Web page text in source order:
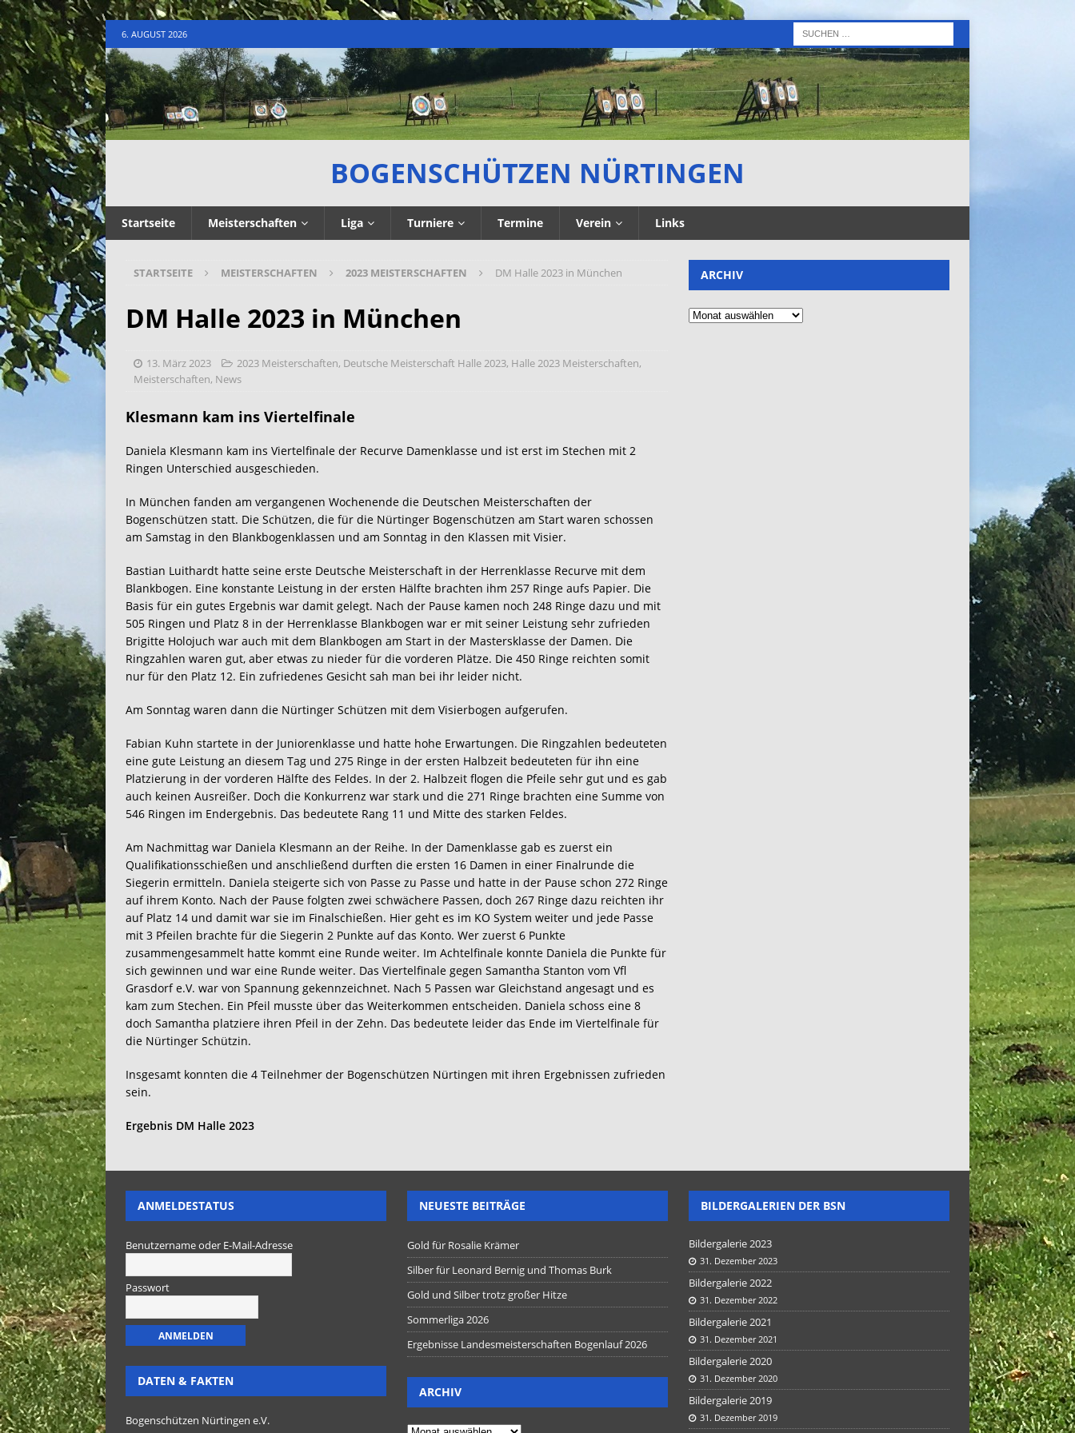
6. AUGUST 2026
BOGENSCHÜTZEN NÜRTINGEN
Startseite Meisterschaften Liga Turniere Termine Verein Links
STARTSEITE MEISTERSCHAFTEN 2023 MEISTERSCHAFTEN DM Halle 2023 in München
DM Halle 2023 in München
13. März 2023 2023 Meisterschaften, Deutsche Meisterschaft Halle 2023, Halle 2023 Meisterschaften,
Meisterschaften, News
Klesmann kam ins Viertelfinale
Daniela Klesmann kam ins Viertelfinale der Recurve Damenklasse und ist erst im Stechen mit 2
Ringen Unterschied ausgeschieden.
In München fanden am vergangenen Wochenende die Deutschen Meisterschaften der
Bogenschützen statt. Die Schützen, die für die Nürtinger Bogenschützen am Start waren schossen
am Samstag in den Blankbogenklassen und am Sonntag in den Klassen mit Visier.
Bastian Luithardt hatte seine erste Deutsche Meisterschaft in der Herrenklasse Recurve mit dem
Blankbogen. Eine konstante Leistung in der ersten Hälfte brachten ihm 257 Ringe aufs Papier. Die
Basis für ein gutes Ergebnis war damit gelegt. Nach der Pause kamen noch 248 Ringe dazu und mit
505 Ringen und Platz 8 in der Herrenklasse Blankbogen war er mit seiner Leistung sehr zufrieden
Brigitte Holojuch war auch mit dem Blankbogen am Start in der Mastersklasse der Damen. Die
Ringzahlen waren gut, aber etwas zu nieder für die vorderen Plätze. Die 450 Ringe reichten somit
nur für den Platz 12. Ein zufriedenes Gesicht sah man bei ihr leider nicht.
Am Sonntag waren dann die Nürtinger Schützen mit dem Visierbogen aufgerufen.
Fabian Kuhn startete in der Juniorenklasse und hatte hohe Erwartungen. Die Ringzahlen bedeuteten
eine gute Leistung an diesem Tag und 275 Ringe in der ersten Halbzeit bedeuteten für ihn eine
Platzierung in der vorderen Hälfte des Feldes. In der 2. Halbzeit flogen die Pfeile sehr gut und es gab
auch keinen Ausreißer. Doch die Konkurrenz war stark und die 271 Ringe brachten eine Summe von
546 Ringen im Endergebnis. Das bedeutete Rang 11 und Mitte des starken Feldes.
Am Nachmittag war Daniela Klesmann an der Reihe. In der Damenklasse gab es zuerst ein
Qualifikationsschießen und anschließend durften die ersten 16 Damen in einer Finalrunde die
Siegerin ermitteln. Daniela steigerte sich von Passe zu Passe und hatte in der Pause schon 272 Ringe
auf ihrem Konto. Nach der Pause folgten zwei schwächere Passen, doch 267 Ringe dazu reichten ihr
auf Platz 14 und damit war sie im Finalschießen. Hier geht es im KO System weiter und jede Passe
mit 3 Pfeilen brachte für die Siegerin 2 Punkte auf das Konto. Wer zuerst 6 Punkte
zusammengesammelt hatte kommt eine Runde weiter. Im Achtelfinale konnte Daniela die Punkte für
sich gewinnen und war eine Runde weiter. Das Viertelfinale gegen Samantha Stanton vom Vfl
Grasdorf e.V. war von Spannung gekennzeichnet. Nach 5 Passen war Gleichstand angesagt und es
kam zum Stechen. Ein Pfeil musste über das Weiterkommen entscheiden. Daniela schoss eine 8
doch Samantha platziere ihren Pfeil in der Zehn. Das bedeutete leider das Ende im Viertelfinale für
die Nürtinger Schützin.
Insgesamt konnten die 4 Teilnehmer der Bogenschützen Nürtingen mit ihren Ergebnissen zufrieden
sein.
Ergebnis DM Halle 2023
ARCHIV
ANMELDESTATUS
Benutzername oder E-Mail-Adresse
Passwort
DATEN & FAKTEN
Bogenschützen Nürtingen e.V.
NEUESTE BEITRÄGE
Gold für Rosalie Krämer
Silber für Leonard Bernig und Thomas Burk
Gold und Silber trotz großer Hitze
Sommerliga 2026
Ergebnisse Landesmeisterschaften Bogenlauf 2026
ARCHIV
BILDERGALERIEN DER BSN
Bildergalerie 2023
31. Dezember 2023
Bildergalerie 2022
31. Dezember 2022
Bildergalerie 2021
31. Dezember 2021
Bildergalerie 2020
31. Dezember 2020
Bildergalerie 2019
31. Dezember 2019